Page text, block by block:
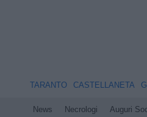
TARANTO CASTELLANETA
News Necrologi Auguri